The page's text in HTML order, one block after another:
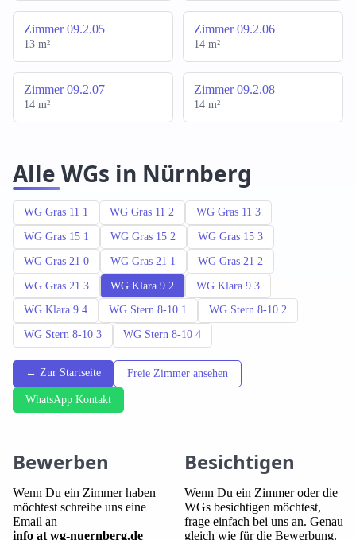
Zimmer 09.2.05
13 m²
Zimmer 09.2.06
14 m²
Zimmer 09.2.07
14 m²
Zimmer 09.2.08
14 m²
Alle WGs in Nürnberg
WG Gras 11 1 WG Gras 11 2 WG Gras 11 3
WG Gras 15 1 WG Gras 15 2 WG Gras 15 3
WG Gras 21 0 WG Gras 21 1 WG Gras 21 2
WG Gras 21 3 WG Klara 9 2 WG Klara 9 3
WG Klara 9 4 WG Stern 8-10 1 WG Stern 8-10 2
WG Stern 8-10 3 WG Stern 8-10 4
← Zur Startseite Freie Zimmer ansehen
WhatsApp Kontakt
Bewerben
Wenn Du ein Zimmer haben
möchtest schreibe uns eine
Email an
info at wg-nuernberg.de
Besichtigen
Wenn Du ein Zimmer oder die
WGs besichtigen möchtest,
frage einfach bei uns an. Genau
gleich wie für die Bewerbung.